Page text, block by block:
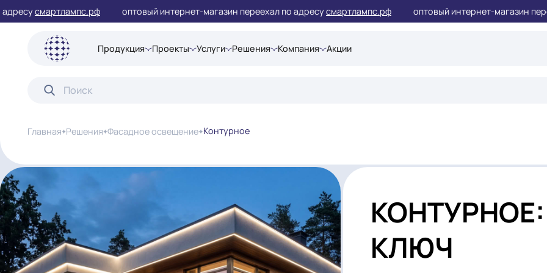
смартлампс.рф оптовый интернет-магазин переехал по адресусмартлампс.рф оптовый интернет-
Продукция Проекты Услуги Решения Компания